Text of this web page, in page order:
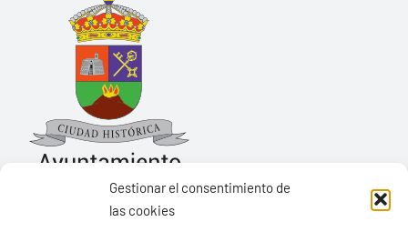
Gestionar el consentimiento de
las cookies